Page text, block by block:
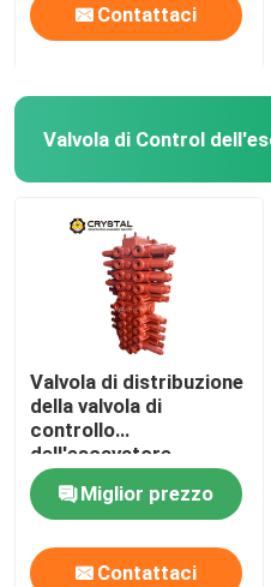
Contattaci
Valvola di Control
Valvola di distribuzione
della valvola di
controllo
dell'escavatore
idraulica
personalizzata
Miglior prezzo
Contattaci